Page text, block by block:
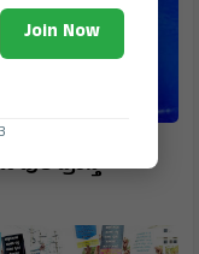
ರಾಜ್ಯಮಟ್ಟದ
ಪುಲೆ ಪ್ರಶಸ್ತಿ
Join Now